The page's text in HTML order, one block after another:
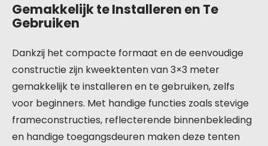
Gemakkelijk te Installeren en Te
Gebruiken
Dankzij het compacte formaat en de eenvoudige
constructie zijn kweektenten van 3×3 meter
gemakkelijk te installeren en te gebruiken, zelfs
voor beginners. Met handige functies zoals stevige
frameconstructies, reflecterende binnenbekleding
en handige toegangsdeuren maken deze tenten